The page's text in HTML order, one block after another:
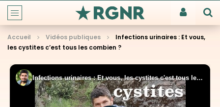
Accueil Vidéos publiques
Infections urinaires : Et vous,
les cystites c’est tous les combien ?